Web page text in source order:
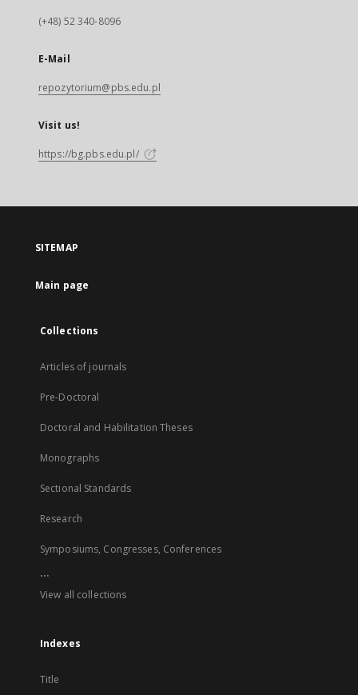
(+48) 52 340-8096
E-Mail
repozytorium@pbs.edu.pl
Visit us!
https://bg.pbs.edu.pl/
SITEMAP
Main page
Collections
Articles of journals
Pre-Doctoral
Doctoral and Habilitation Theses
Monographs
Sectional Standards
Research
Symposiums, Congresses, Conferences
...
View all collections
Indexes
Title